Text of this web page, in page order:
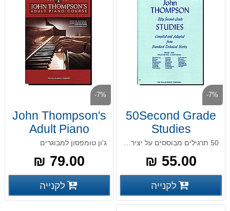
-7%
50Second Grade
Studies
50 תרגילים מבוססים על יצירות קלסיות
55.00 ₪
פרטים נוספים פרטים נוספים לקנייה
-7%
John Thompson's
Adult Piano
Course 1
ג'ון טומפסון למבוגרים
79.00 ₪
פרטים נוספים
לקנייה